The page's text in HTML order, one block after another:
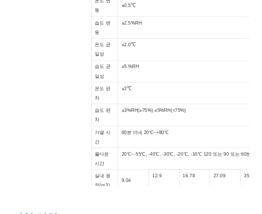
동
±0.5℃
습도 변
동
±2.5%RH
온도 균
일성
±2.0℃
습도 균
일성
±5.%RH
온도 편
차
±2℃
습도 편
차
±3%RH(≥75%) ±5%RH(<75%)
가열 시
간
60분 이내 20℃~+80℃
풀다운
시간
20℃~-55℃, -40℃, -30℃, -20℃, -10℃ 120 또는 90 또는 60분 이
실내 용
적(m3)
9.04
12.9 16.78 27.09 35.21